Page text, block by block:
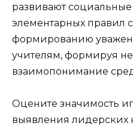
развивают
элементарных правил
формированию
учителям, формируя
взаимопонимание
Оцените значимость
выявления лидерских